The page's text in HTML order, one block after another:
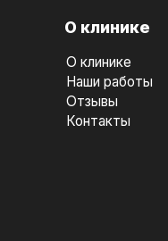
О клинике
О клинике
Наши работы
Отзывы
Контакты